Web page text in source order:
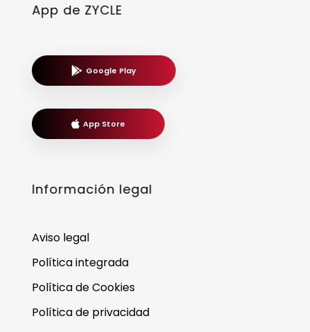
App de ZYCLE
Google Play
App Store
Información legal
Aviso legal
Política integrada
Política de Cookies
Política de privacidad